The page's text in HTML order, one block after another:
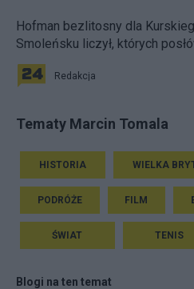
Hofman bezlitosny dla
Smoleńsku liczył, których
Redakcja
Tematy Marcin Tomala
HISTORIA WIELKA
PODRÓŻE FILM
ŚWIAT TENIS
Blogi na ten temat